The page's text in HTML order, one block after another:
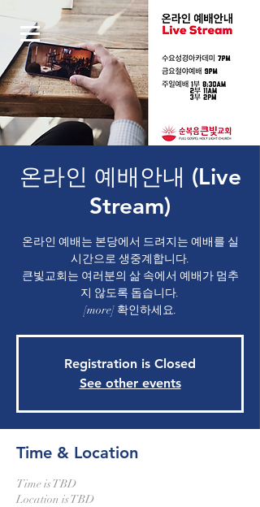
Log In
온라인 예배안내 (Live
Stream)
온라인 예배는 본당에서 드려지는 예배를 실
시간으로 생중계합니다.
큰빛교회는 여러분의 삶 속에서 예배가 멈추
지 않도록 돕습니다.
[more] 확인하세요.
Registration is Closed
See other events
Time & Location
Time is TBD
Location is TBD